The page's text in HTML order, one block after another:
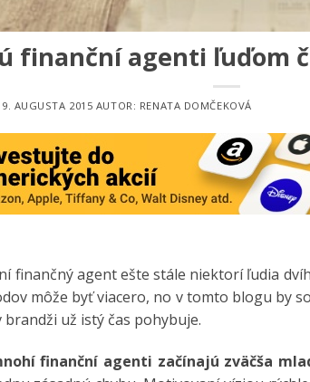
finanční agenti ľuďom
9. AUGUSTA 2015 AUTOR: RENATA DOMČEKOVÁ
finančný agent ešte stále niektorí ľudia
môže byť viacero, no v tomto blogu by
už istý čas pohybuje.
finanční agenti začínajú zväčša